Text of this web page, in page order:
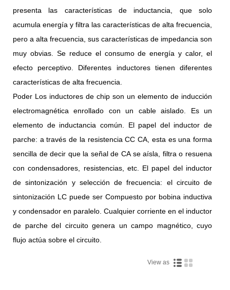
presenta las características de inductancia, que solo
acumula energía y filtra las características de alta frecuencia,
pero a alta frecuencia, sus características de impedancia son
muy obvias. Se reduce el consumo de energía y calor, el
efecto perceptivo. Diferentes inductores tienen diferentes
características de alta frecuencia.
Poder Los inductores de chip son un elemento de inducción
electromagnética enrollado con un cable aislado. Es un
elemento de inductancia común. El papel del inductor de
parche: a través de la resistencia CC CA, esta es una forma
sencilla de decir que la señal de CA se aísla, filtra o resuena
con condensadores, resistencias, etc. El papel del inductor
de sintonización y selección de frecuencia: el circuito de
sintonización LC puede ser Compuesto por bobina inductiva
y condensador en paralelo. Cualquier corriente en el inductor
de parche del circuito genera un campo magnético, cuyo
flujo actúa sobre el circuito.
View as